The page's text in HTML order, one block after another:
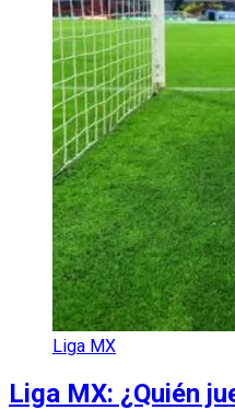
Liga MX
Liga MX: ¿Quién